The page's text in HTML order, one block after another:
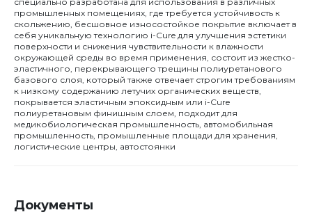
промышленных помещениях, где требуется устойчивость к
скольжению, бесшовное износостойкое покрытие включает в
себя уникальную технологию i-Cure для улучшения эстетики
поверхности и снижения чувствительности к влажности
окружающей среды во время применения, состоит из жестко-
эластичного, перекрывающего трещины полиуретанового
базового слоя, который также отвечает строгим требованиям
к низкому содержанию летучих органических веществ,
покрывается эластичным эпоксидным или i-Cure
полиуретановым финишным слоем, подходит для
медикобиологическая промышленность, автомобильная
промышленность, промышленные площади для хранения,
логистические центры, автостоянки
Документы